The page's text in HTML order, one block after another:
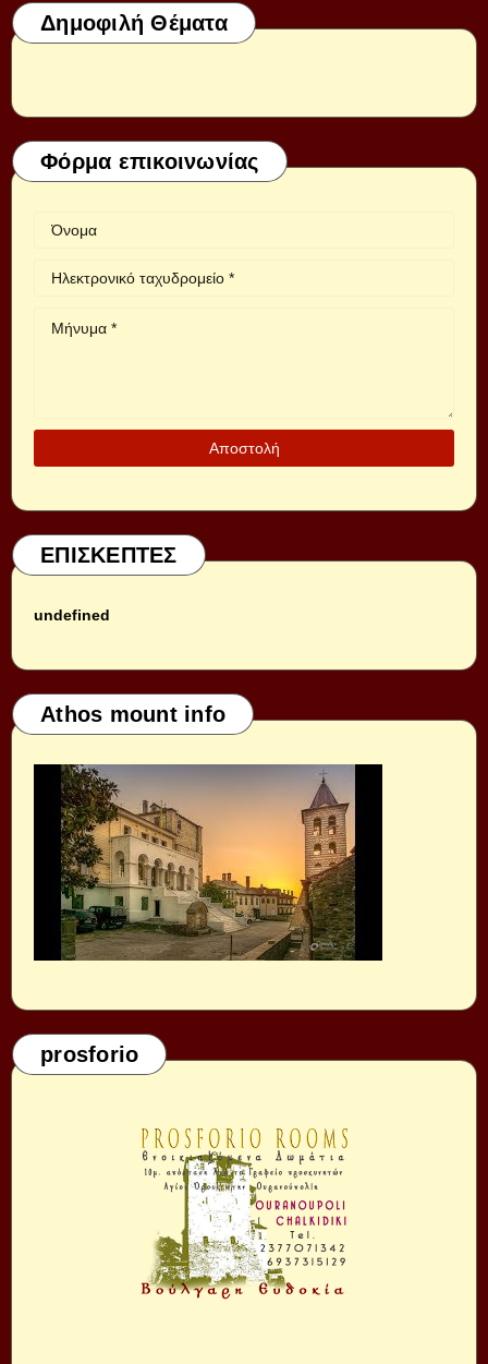
Δημοφιλή Θέματα
Φόρμα επικοινωνίας
ΕΠΙΣΚΕΠΤΕΣ
undefined
Athos mount info
prosforio